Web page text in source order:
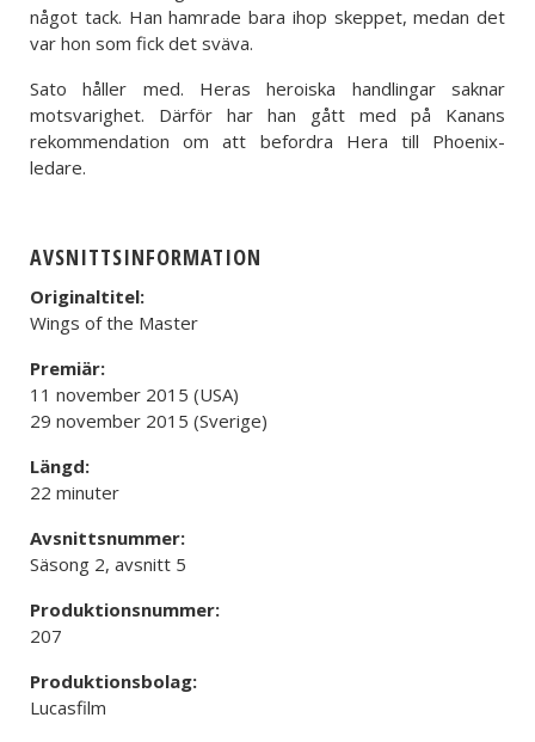
något tack. Han hamrade bara ihop skeppet, medan det
var hon som fick det sväva.
Sato håller med. Heras heroiska handlingar saknar
motsvarighet. Därför har han gått med på Kanans
rekommendation om att befordra Hera till Phoenix-
ledare.
AVSNITTSINFORMATION
Originaltitel:
Wings of the Master
Premiär:
11 november 2015 (USA)
29 november 2015 (Sverige)
Längd:
22 minuter
Avsnittsnummer:
Säsong 2, avsnitt 5
Produktionsnummer:
207
Produktionsbolag:
Lucasfilm